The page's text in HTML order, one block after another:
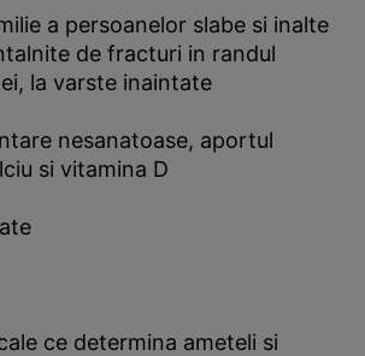
a persoanelor slabe si inalte
de fracturi in randul
la varste inaintate
nesanatoase, aportul
si vitamina D
ce determina ameteli si